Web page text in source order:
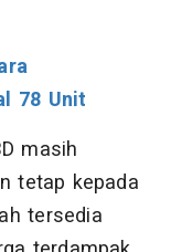
78 Unit
masih
tetap kepada
tersedia